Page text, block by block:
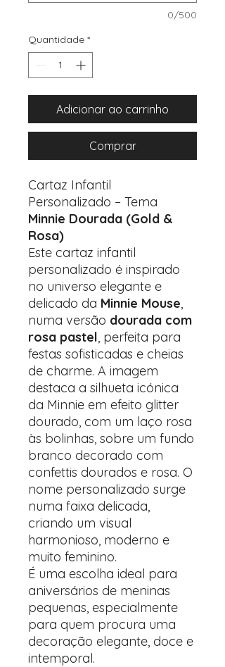
0/500
Quantidade *
Adicionar ao carrinho
Comprar
Cartaz Infantil
Personalizado – Tema
Minnie Dourada (Gold &
Rosa)
Este cartaz infantil
personalizado é inspirado
no universo elegante e
delicado da Minnie Mouse,
numa versão dourada com
rosa pastel, perfeita para
festas sofisticadas e cheias
de charme. A imagem
destaca a silhueta icónica
da Minnie em efeito glitter
dourado, com um laço rosa
às bolinhas, sobre um fundo
branco decorado com
confettis dourados e rosa. O
nome personalizado surge
numa faixa delicada,
criando um visual
harmonioso, moderno e
muito feminino.
É uma escolha ideal para
aniversários de meninas
pequenas, especialmente
para quem procura uma
decoração elegante, doce e
intemporal.